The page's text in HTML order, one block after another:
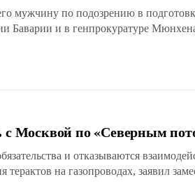
мужчину по подозрению в
Баварии и в генпрокуратуре
с Москвой по «Северным
и отказываются
терактов на газопроводах, заявил